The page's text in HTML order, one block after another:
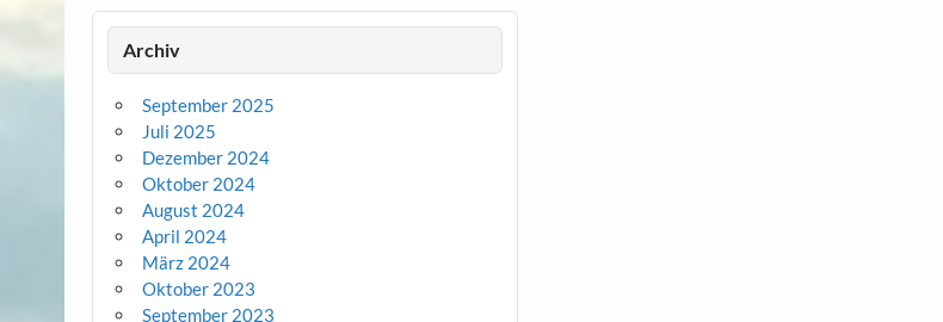
Archiv
September 2025
Juli 2025
Dezember 2024
Oktober 2024
August 2024
April 2024
März 2024
Oktober 2023
September 2023